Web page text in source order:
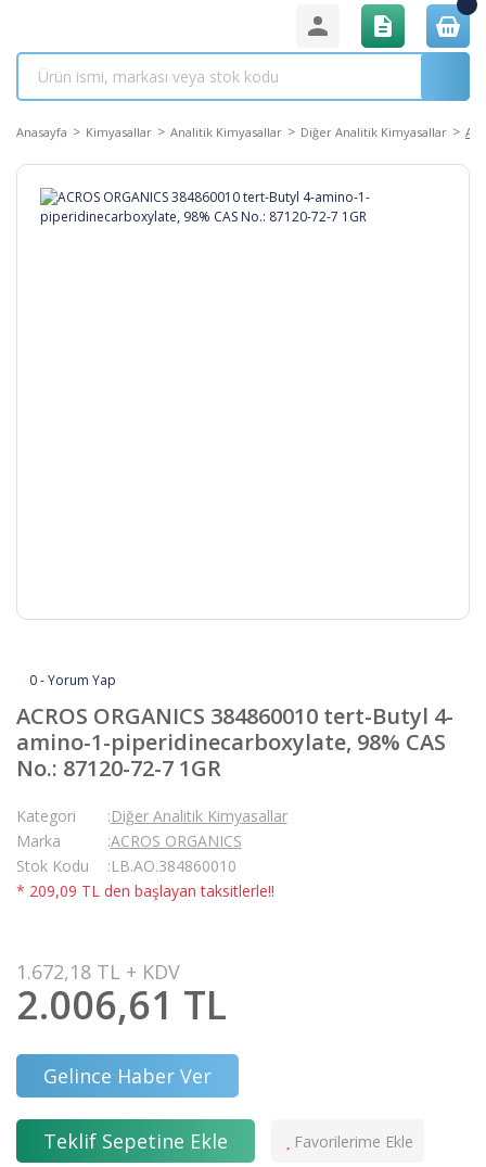
Anasayfa Kimyasallar Analitik Kimyasallar Diğer Analitik Kimyasallar
0 - Yorum Yap
ACROS ORGANICS 384860010 tert-Butyl 4-
amino-1-piperidinecarboxylate, 98% CAS
No.: 87120-72-7 1GR
Kategori
Diğer Analitik Kimyasallar
Marka
ACROS ORGANICS
Stok Kodu
LB.AO.384860010
* 209,09 TL den başlayan taksitlerle!!
1.672,18 TL + KDV
2.006,61 TL
Gelince Haber Ver
Teklif Sepetine Ekle